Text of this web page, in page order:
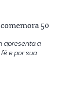
50
apresenta a
e por sua